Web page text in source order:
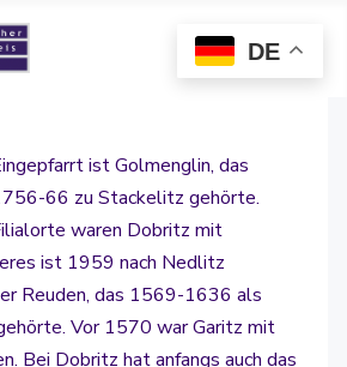
ist Golmenglin, das
66 zu Stackelitz gehörte.
waren Dobritz mit
ist 1959 nach Nedlitz
Reuden, das 1569-1636 als
Vor 1570 war Garitz mit
Bei Dobritz hat anfangs auch das
DE